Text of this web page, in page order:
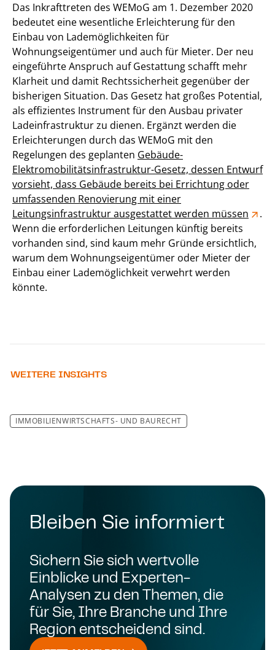
Das Inkrafttreten des WEMoG am 1. Dezember 2020
bedeutet eine wesentliche Erleichterung für den
Einbau von Lademöglichkeiten für
Wohnungseigentümer und auch für Mieter. Der neu
eingeführte Anspruch auf Gestattung schafft mehr
Klarheit und damit Rechtssicherheit gegenüber der
bisherigen Situation. Das Gesetz hat großes Potential,
als effizientes Instrument für den Ausbau privater
Ladeinfrastruktur zu dienen. Ergänzt werden die
Erleichterungen durch das WEMoG mit den
Regelungen des geplanten Gebäude-
Elektromobilitätsinfrastruktur-Gesetz, dessen Entwurf
vorsieht, dass Gebäude bereits bei Errichtung oder
umfassenden Renovierung mit einer
Leitungsinfrastruktur ausgestattet werden müssen
.
Wenn die erforderlichen Leitungen künftig bereits
vorhanden sind, sind kaum mehr Gründe ersichtlich,
warum dem Wohnungseigentümer oder Mieter der
Einbau einer Lademöglichkeit verwehrt werden
könnte.
WEITERE INSIGHTS
IM­MO­BI­LI­EN­WIRT­SCHAFTS- UND BAU­RECHT
Bleiben Sie informiert
Sichern Sie sich wertvolle
Einblicke und Experten-
Analysen zu den Themen, die
für Sie, Ihre Branche und Ihre
Region entscheidend sind.